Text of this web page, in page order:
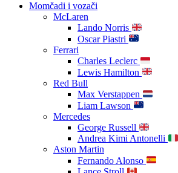
Momčadi i vozači
McLaren
Lando Norris
Oscar Piastri
Ferrari
Charles Leclerc
Lewis Hamilton
Red Bull
Max Verstappen
Liam Lawson
Mercedes
George Russell
Andrea Kimi Antonelli
Aston Martin
Fernando Alonso